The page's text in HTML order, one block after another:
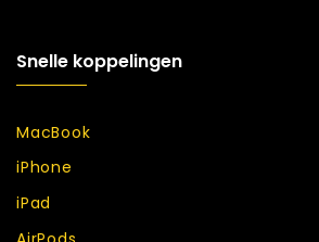
Snelle koppelingen
MacBook
iPhone
iPad